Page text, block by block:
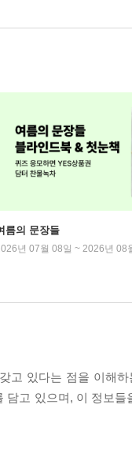
름의 문장들
년 07월 08일 ~ 2026년 08
고 있다는 점을 이해
고 있으며, 이 정보들